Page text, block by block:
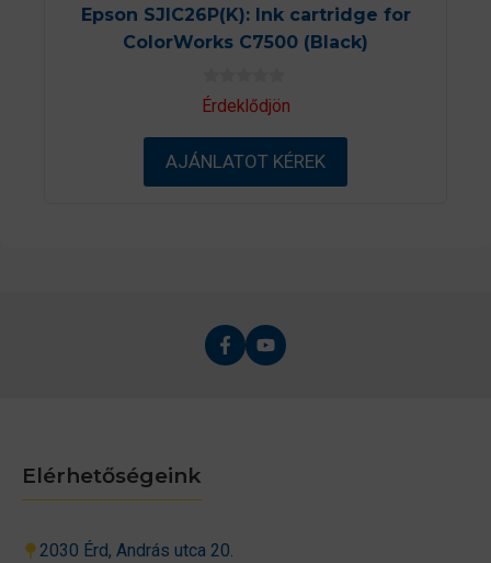
Epson SJIC26P(K): Ink cartridge for
ColorWorks C7500 (Black)
0
a
-
ő
Érdeklődjön
AJÁNLATOT KÉREK
Elérhetőségeink
2030 Érd, András utca 20.